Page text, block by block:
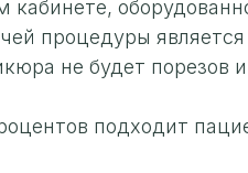
кабинете,
процедуры
не будет порезов
подходит